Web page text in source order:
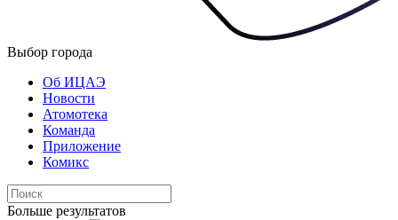
Выбор города
Об ИЦАЭ
Новости
Атомотека
Команда
Приложение
Комикс
Больше результатов